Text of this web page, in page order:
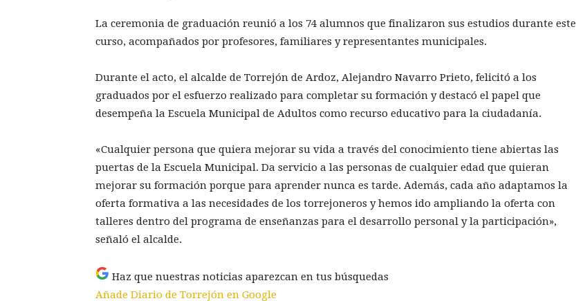
La ceremonia de graduación reunió a los 74 alumnos que finalizaron sus estudios durante este
curso, acompañados por profesores, familiares y representantes municipales.
Durante el acto, el alcalde de Torrejón de Ardoz, Alejandro Navarro Prieto, felicitó a los
graduados por el esfuerzo realizado para completar su formación y destacó el papel que
desempeña la Escuela Municipal de Adultos como recurso educativo para la ciudadanía.
«Cualquier persona que quiera mejorar su vida a través del conocimiento tiene abiertas las
puertas de la Escuela Municipal. Da servicio a las personas de cualquier edad que quieran
mejorar su formación porque para aprender nunca es tarde. Además, cada año adaptamos la
oferta formativa a las necesidades de los torrejoneros y hemos ido ampliando la oferta con
talleres dentro del programa de enseñanzas para el desarrollo personal y la participación»,
señaló el alcalde.
Haz que nuestras noticias aparezcan en tus búsquedas
Añade Diario de Torrejón en Google